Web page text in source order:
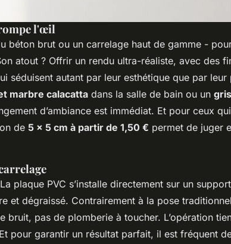
l'œil
béton brut ou un carrelage haut de gamme -
atout ? Offrir un rendu ultra-réaliste, avec des
séduisent autant par leur esthétique que par leur
marbre calacatta dans la salle de bain ou un
d’ambiance est immédiat. Et pour ceux
de 5 x 5 cm à partir de 1,50 € permet de juger
plaque PVC s’installe directement sur un
et dégraissé. Contrairement à la pose
bruit, pas de plomberie à toucher. L’opération
pour garantir un résultat parfait, il est fréquent